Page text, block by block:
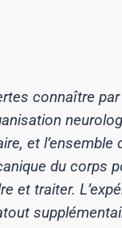
connaître
et l’ensemble
du corps
et traiter.